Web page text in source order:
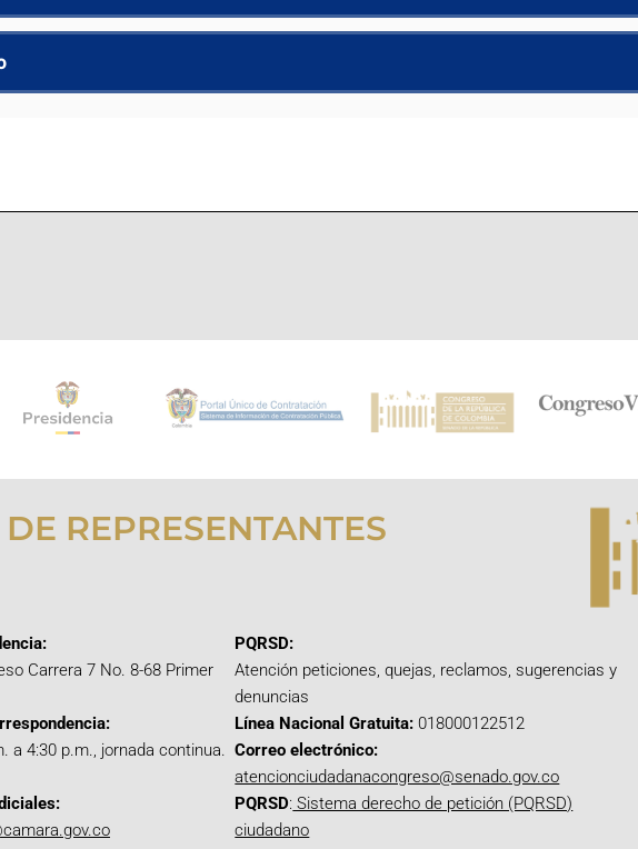
REPRESENTANTES
Carrera 7 No. 8-68 Primer
a 4:30 p.m., jornada continua.
PQRSD:
Atención peticiones, quejas, reclamos, sugerencias y
denuncias
Línea Nacional Gratuita: 018000122512
Correo electrónico:
atencionciudadanacongreso@senado.gov.co
PQRSD: Sistema derecho de petición (PQRSD)
ciudadano